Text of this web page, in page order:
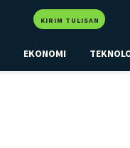
KIRIM TULISAN
EKONOMI